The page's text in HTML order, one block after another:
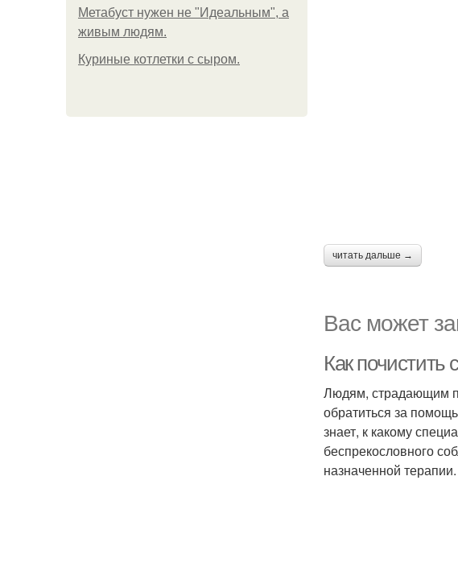
Метабуст нужен не "Идеальным", а
живым людям.
Куриные котлетки с сыром.
читать дальше →
Вас может
Как почистить
Людям, страдающим
обратиться за
знает, к какому
беспрекословного
назначенной терапии.